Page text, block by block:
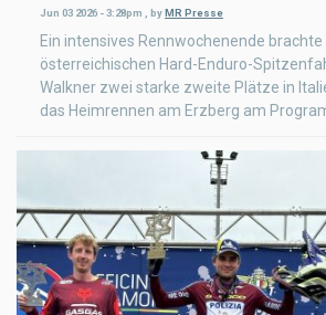
Jun 03 2026 - 3:28pm byMR Presse
Ein intensives Rennwochenende brachte
österreichischen Hard-Enduro-
Walkner zwei starke zweite Plätze in
das Heimrennen am Erzberg am